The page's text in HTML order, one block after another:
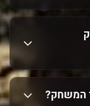
המשחק?